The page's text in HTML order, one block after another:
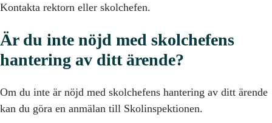
Kontakta rektorn eller skolchefen.
Är du inte nöjd med skolchefens
hantering av ditt ärende?
Om du inte är nöjd med skolchefens hantering av ditt ärende
kan du göra en anmälan till Skolinspektionen.